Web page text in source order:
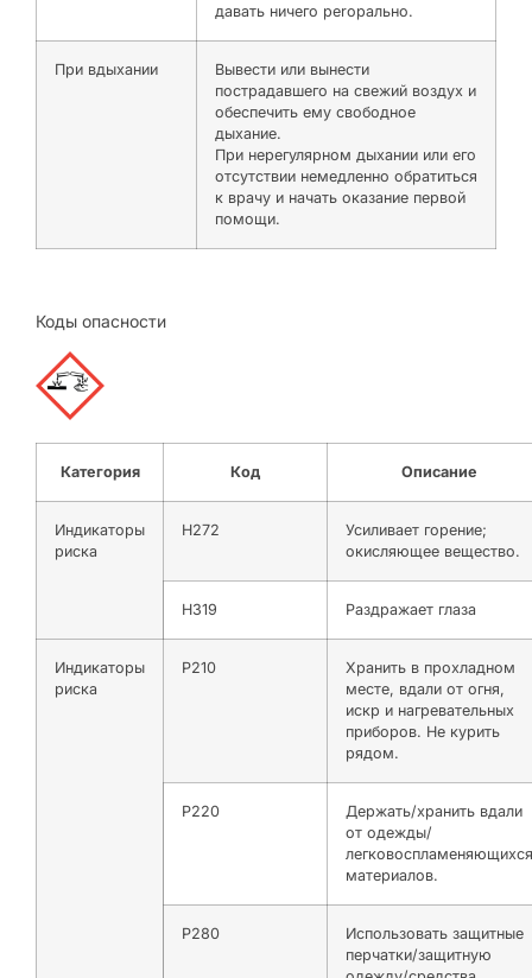
давать ничего perорально.
При вдыхании
Вывести или вынести
пострадавшего на свежий воздух и
обеспечить ему свободное
дыхание.
При нерегулярном дыхании или его
отсутствии немедленно обратиться
к врачу и начать оказание первой
помощи.
Коды опасности
Категория Код Описание
Индикаторы
риска
H272
Усиливает горение;
окисляющее вещество.
H319 Раздражает глаза
Индикаторы
риска
P210
Хранить в прохладном
месте, вдали от огня,
искр и нагревательных
приборов. Не курить
рядом.
P220
Держать/хранить вдали
от одежды/
легковоспламеняющихся
материалов.
P280
Использовать защитные
перчатки/защитную